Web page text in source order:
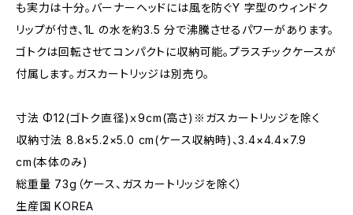
も実力は十分。バーナーヘッドには風を防ぐY 字型のウィンドク
リップが付き、1L の水を約3.5 分で沸騰させるパワーがあります。
ゴトクは回転させてコンパクトに収納可能。プラスチックケースが
付属します。ガスカートリッジは別売り。
寸法 Φ12(ゴトク直径)ｘ9cm(高さ)※ガスカートリッジを除く
収納寸法 8.8×5.2×5.0 cm(ケース収納時)、3.4×4.4×7.9
cm(本体のみ)
総重量 73g（ケース、ガスカートリッジを除く）
生産国 KOREA